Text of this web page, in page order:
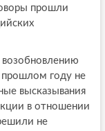
прошли
прошлом году не
высказывания
в отношении
не